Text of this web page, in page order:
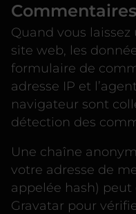
Commentaires
Quand vous
site web, les
formulaire de
adresse IP et
navigateur sont
détection des
Une chaîne
votre adresse de
appelée hash) peut
Gravatar pour